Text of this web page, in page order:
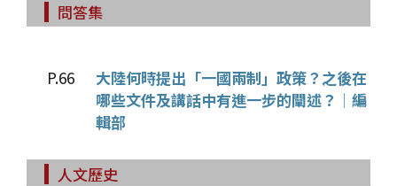
問答集
P.66
大陸何時提出「一國兩制」政策？之後在
哪些文件及講話中有進一步的闡述？│編
輯部
人文歷史